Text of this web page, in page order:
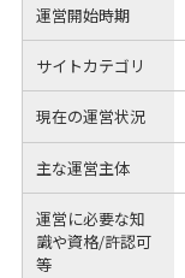
運営開始時期
サイトカテゴリ
現在の運営状況
主な運営主体
運営に必要な知
識や資格/許認可
等